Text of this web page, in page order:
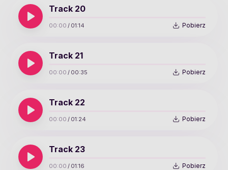
Track 20
00:00 / 01:14 Pobierz
Track 21
00:00 / 00:35 Pobierz
Track 22
00:00 / 01:24 Pobierz
Track 23
00:00 / 01:16 Pobierz